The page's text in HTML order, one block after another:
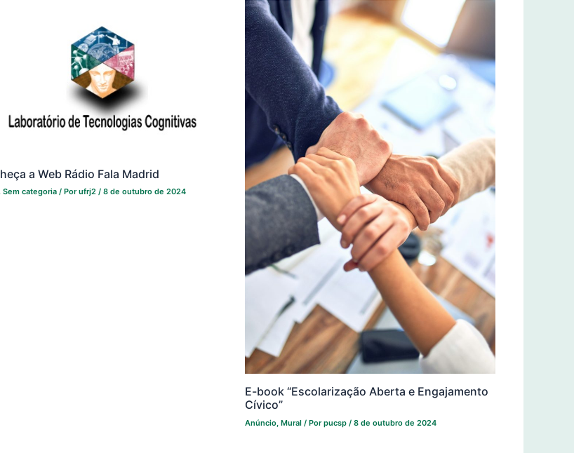
a Web Rádio Fala Madrid
Sem categoria/ Porufrj2 / 8 de outubro de 2024
E-book “Escolarização Aberta e Engajamento
Cívico”
Anúncio ,Mural / Porpucsp/8 de outubro de 2024